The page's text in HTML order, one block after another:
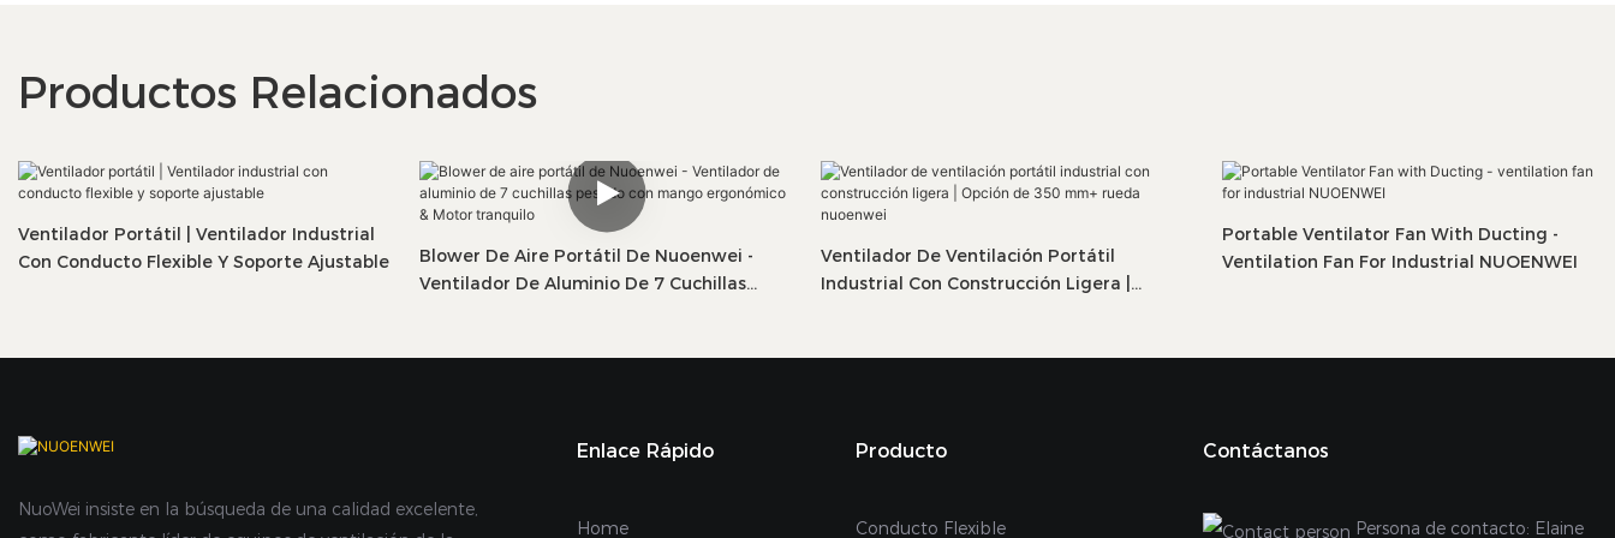
Productos Relacionados
Ventilador Portátil | Ventilador Industrial
Con Conducto Flexible Y Soporte Ajustable
Blower De Aire Portátil De Nuoenwei -
Ventilador De Aluminio De 7 Cuchillas
Ventilador De Ventilación Portátil
Industrial Con Construcción Ligera |
Portable Ventilator Fan With Ducting -
Ventilation Fan For Industrial NUOENWEI
NuoWei insiste en la búsqueda de una calidad excelente,
Enlace Rápido
Home
Producto
Conducto Flexible
Contáctanos
Persona de contacto: Elaine